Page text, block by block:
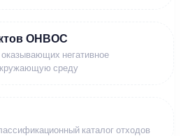
ОНВОС
негативное
среду
каталог отходов